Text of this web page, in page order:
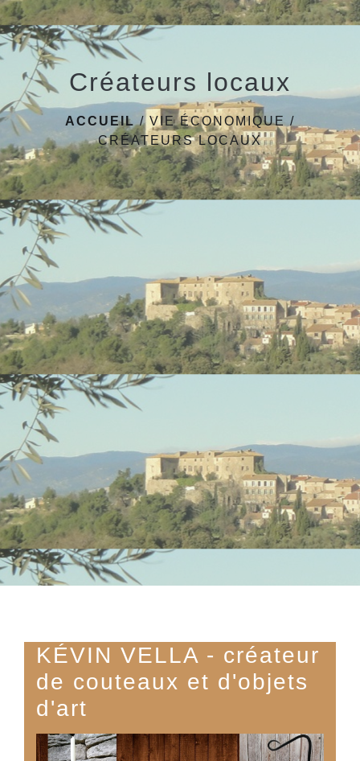
Créateurs locaux
ACCUEIL / VIE ÉCONOMIQUE /
CRÉATEURS LOCAUX
KÉVIN VELLA - créateur
de couteaux et d'objets
d'art